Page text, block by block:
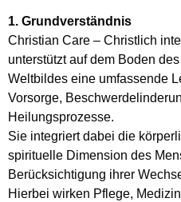
1. Grundverständnis
Christian Care – Christlich
unterstützt auf dem Boden
Weltbildes eine umfassende
Vorsorge,
Heilungsprozesse.
Sie integriert dabei die
spirituelle Dimension des
Berücksichtigung ihrer
Hierbei wirken Pflege,